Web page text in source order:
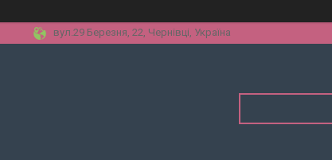
вул.29 Березня, 22, Чернівці, Україна